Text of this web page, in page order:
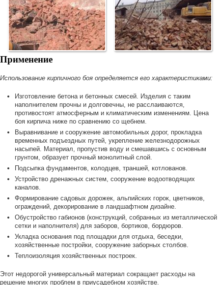
Применение
Использование кирпичного боя определяется его характеристиками:
Изготовление бетона и бетонных смесей. Изделия с таким
наполнителем прочны и долговечны, не расслаиваются,
противостоят атмосферным и климатическим изменениям. Цена
боя кирпича ниже по сравнению со щебнем.
Выравнивание и сооружение автомобильных дорог, прокладка
временных подъездных путей, укрепление железнодорожных
насыпей. Материал, пропустив воду и смешавшись с основным
грунтом, образует прочный монолитный слой.
Подсыпка фундаментов, колодцев, траншей, котлованов.
Устройство дренажных систем, сооружение водоотводящих
каналов.
Формирование садовых дорожек, альпийских горок, цветников,
ограждений, декорирование в ландшафтном дизайне.
Обустройство габионов (конструкций, собранных из металлической
сетки и наполнителя) для заборов, бортиков, бордюров.
Укладка основания под площадки для отдыха, беседки,
хозяйственные постройки, сооружение заборных столбов.
Теплоизоляция хозяйственных построек.
Этот недорогой универсальный материал сокращает расходы на
решение многих проблем в приусадебном хозяйстве.